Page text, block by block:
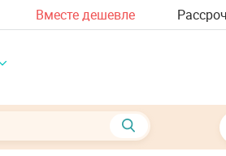
Вместе дешевле